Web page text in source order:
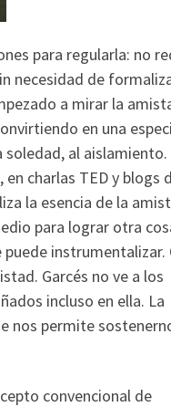
para regularla: no
necesidad de
a mirar la
en una
al aislamiento.
charlas TED y blogs
la esencia de la
para lograr otra
puede
Garcés no ve a los
incluso en ella. La
nos permite
convencional de